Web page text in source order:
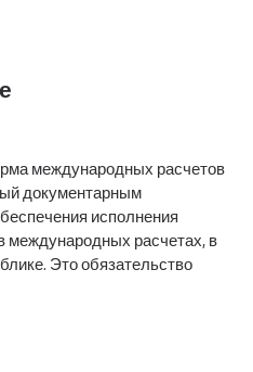
международных расчетов
документарным
исполнения
международных расчетах, в
Это обязательство